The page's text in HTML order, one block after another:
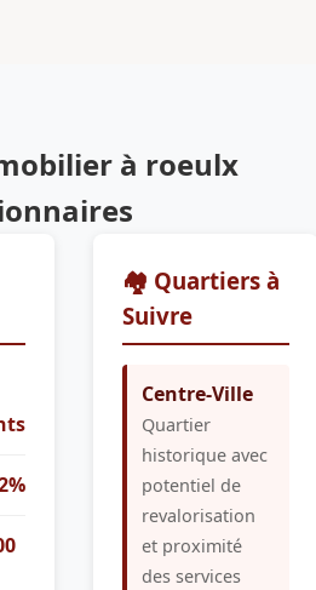
à roeulx
🏘️ Quartiers à
Suivre
Centre-Ville
Quartier
historique avec
potentiel de
revalorisation
et proximité
des services